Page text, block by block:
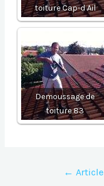
toiture Cap-d Ail
Demoussage de
toiture 83
Navigation
← Article